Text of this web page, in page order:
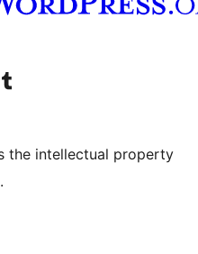
आमच्या टंबलर खात्याला भेट द्या.
the intellectual property